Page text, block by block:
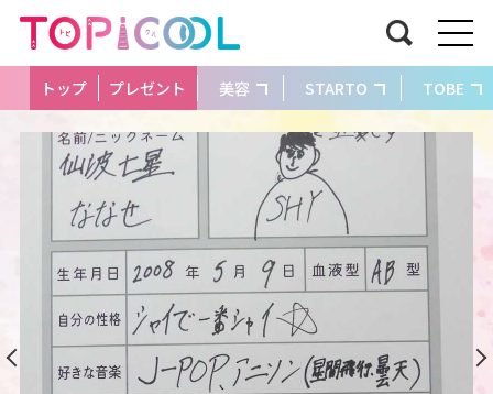
トップ プレゼント 美容 STARTO TOBE